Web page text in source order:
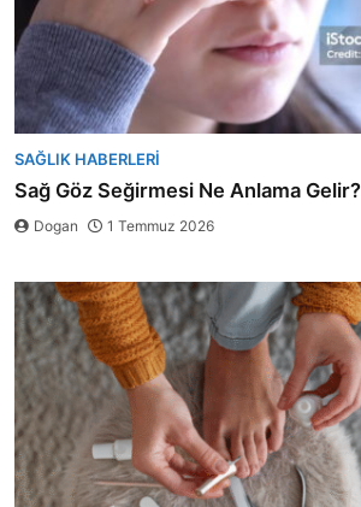
SAĞLIK HABERLERI
Sağ Göz Seğirmesi Ne Anlama Gelir?
Dogan 1 Temmuz 2026